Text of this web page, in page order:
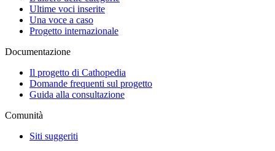
Ultime voci inserite
Una voce a caso
Progetto internazionale
Documentazione
Il progetto di Cathopedia
Domande frequenti sul progetto
Guida alla consultazione
Comunità
Siti suggeriti